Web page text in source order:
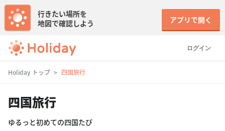
ログイン
行きたい場所を
地図で確認しよう
アプリで開く
Holiday トップ 四国旅行
四国旅行
ゆるっと初めての四国たび